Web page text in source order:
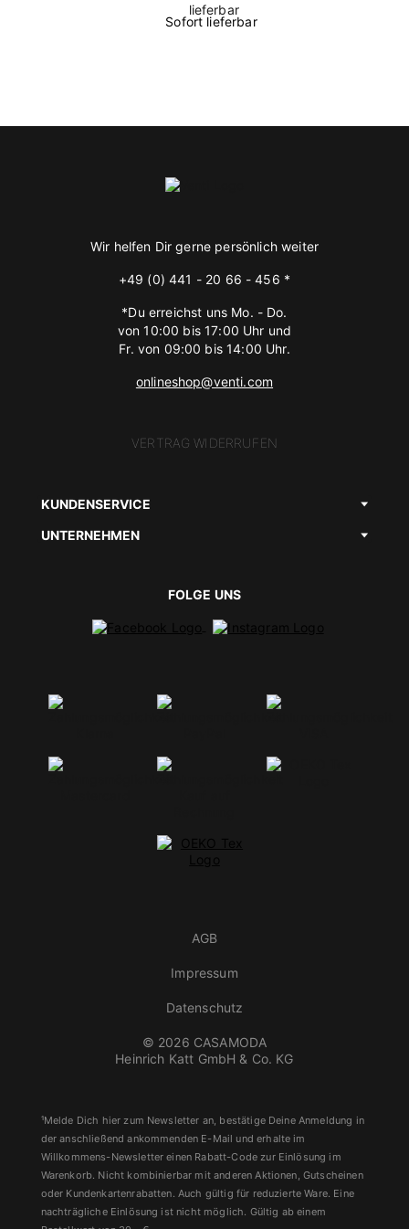
Sofort lieferbar
Wir helfen Dir gerne persönlich weiter
+49 (0) 441 - 20 66 - 456 *
*Du erreichst uns Mo. - Do.
von 10:00 bis 17:00 Uhr und
Fr. von 09:00 bis 14:00 Uhr.
onlineshop@venti.com
VERTRAG WIDERRUFEN
KUNDENSERVICE
UNTERNEHMEN
FOLGE UNS
© 2026 CASAMODA
Heinrich Katt GmbH & Co. KG
AGB
Impressum
Datenschutz
¹Melde Dich hier zum Newsletter an, bestätige Deine Anmeldung in
der anschließend ankommenden E-Mail und erhalte im
Willkommens-Newsletter einen Rabatt-Code zur Einlösung im
Warenkorb. Nicht kombinierbar mit anderen Aktionen, Gutscheinen
oder Kundenkartenrabatten. Auch gültig für reduzierte Ware. Eine
nachträgliche Einlösung ist nicht möglich. Gültig ab einem